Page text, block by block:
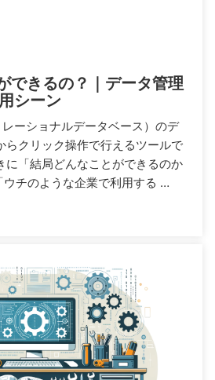
できるの？｜データ管理
シーン
ーショナルデータベース）のデ
らクリック操作で行えるツールで
に「結局どんなことができるのか
チのような企業で利用する …